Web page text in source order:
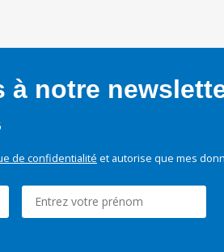
à notre
de confidentialité et autorise que mes